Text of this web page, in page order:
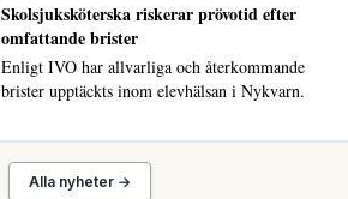
Skolsjuksköterska riskerar prövotid efter
omfattande brister
Enligt IVO har allvarliga och återkommande
brister upptäckts inom elevhälsan i Nykvarn.
Alla nyheter →